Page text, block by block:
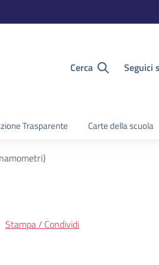
Cerca Seguici
Trasparente Carte della scuola
Stampa / Condividi